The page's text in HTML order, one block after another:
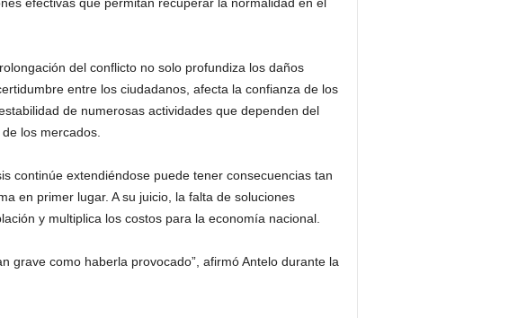
del conflicto no solo profundiza los daños
entre los ciudadanos, afecta la confianza de los
de numerosas actividades que dependen del
los mercados.
continúe extendiéndose puede tener consecuencias tan
en primer lugar. A su juicio, la falta de soluciones
y multiplica los costos para la economía nacional.
grave como haberla provocado”, afirmó Antelo durante la